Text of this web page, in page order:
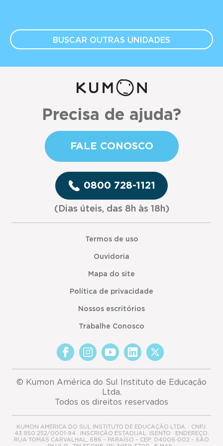
BUSCAR OUTRAS UNIDADES
Precisa de ajuda?
FALE CONOSCO
0800 728-1121
(Dias úteis, das 8h às 18h)
Termos de uso
Ouvidoria
Mapa do site
Política de privacidade
Nossos escritórios
Trabalhe Conosco
© Kumon América do Sul Instituto de Educação
Ltda.
Todos os direitos reservados
KUMON AMÉRICA DO SUL INSTITUTO DE EDUCAÇÃO LTDA. · CNPJ:
43.950.252/0001-94 · INSCRIÇÃO ESTADUAL: ISENTO · ENDEREÇO:
RUA TOMÁS CARVALHAL, 686 – PARAÍSO – CEP: 04006-002 – SÃO